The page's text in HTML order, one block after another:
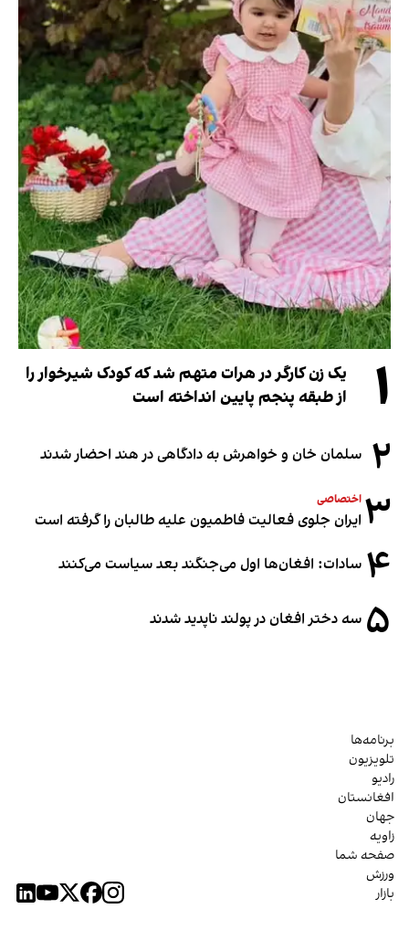
۱
یک زن کارگر در هرات متهم شد که کودک شیرخوار را
از طبقه پنجم پایین انداخته است
۲ سلمان خان و خواهرش به دادگاهی در هند احضار شدند
۳ اختصاصی
ایران جلوی فعالیت فاطمیون علیه طالبان را گرفته است
۴ سادات: افغان‌ها اول می‌جنگند بعد سیاست می‌کنند
۵ سه دختر افغان در پولند ناپدید شدند
برنامه‌ها
تلویزیون
رادیو
افغانستان
جهان
زاویه
صفحه شما
ورزش
بازار